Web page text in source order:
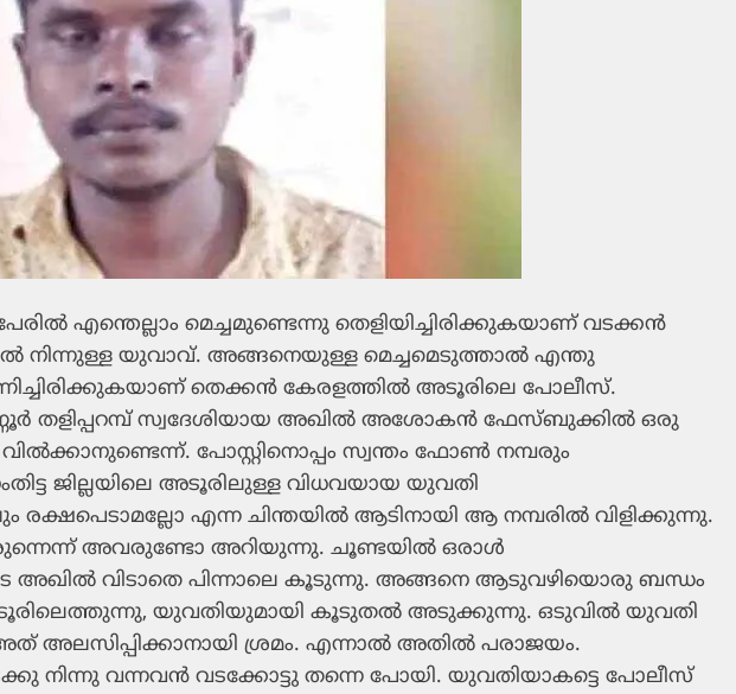
എന്തെല്ലാം മെച്ചമുണ്ടെന്നു തെളിയിച്ചിരിക്കുകയാണ് വടക്കന്‍
നിന്നുള്ള യുവാവ്. അങ്ങനെയുള്ള മെച്ചമെടുത്താല്‍ എന്തു
തെക്കന്‍ കേരളത്തില്‍ അടൂരിലെ പോലീസ്.
തളിപ്പറമ്പ് സ്വദേശിയായ അഖില്‍ അശോകന്‍ ഫേസ്ബുക്കില്‍ ഒരു
പോസ്റ്റിനൊപ്പം സ്വന്തം ഫോണ്‍ നമ്പരും
ജില്ലയിലെ അടൂരിലുള്ള വിധവയായ യുവതി
രക്ഷപെടാമല്ലോ എന്ന ചിന്തയില്‍ ആടിനായി ആ നമ്പരില്‍ വിളിക്കുന്നു.
അവരുണ്ടോ അറിയുന്നു. ചൂണ്ടയില്‍ ഒരാള്‍
അഖില്‍ വിടാതെ പിന്നാലെ കൂടുന്നു. അങ്ങനെ ആടുവഴിയൊരു ബന്ധം
യുവതിയുമായി കൂടുതല്‍ അടുക്കുന്നു. ഒടുവില്‍ യുവതി
അലസിപ്പിക്കാനായി ശ്രമം. എന്നാല്‍ അതില്‍ പരാജയം.
നിന്നു വന്നവന്‍ വടക്കോട്ടു തന്നെ പോയി. യുവതിയാകട്ടെ പോലീസ്